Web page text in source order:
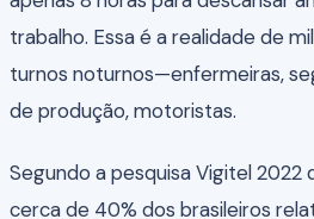
trabalho. Essa é a realidade de
turnos noturnos—enfermeiras,
de produção, motoristas.
Segundo a pesquisa Vigitel 2022
cerca de 40% dos brasileiros